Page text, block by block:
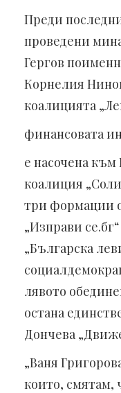
Преди
проведени
Гергов
Корнелия
коалицията
финансовата
е насочена към
коалиция
три формации
„Изправи
„Българска
лявото
остана
Дончева
„Ваня
които, смятам,